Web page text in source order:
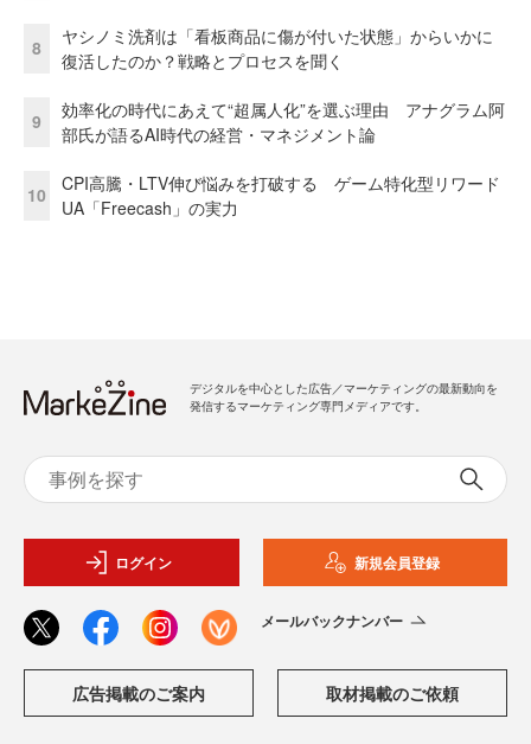
8
ヤシノミ洗剤は「看板商品に傷が付いた状態」からいかに
復活したのか？戦略とプロセスを聞く
9
効率化の時代にあえて“超属人化”を選ぶ理由 アナグラム阿
部氏が語るAI時代の経営・マネジメント論
10
CPI高騰・LTV伸び悩みを打破する ゲーム特化型リワード
UA「Freecash」の実力
デジタルを中心とした広告／マーケティングの最新動向を
発信するマーケティング専門メディアです。
ログイン 新規会員登録
メールバックナンバー
広告掲載のご案内 取材掲載のご依頼